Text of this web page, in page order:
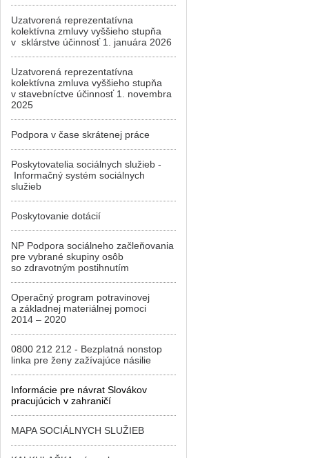
Uzatvorená reprezentatívna
kolektívna zmluvy vyššieho stupňa
v sklárstve účinnosť 1. januára 2026
Uzatvorená reprezentatívna
kolektívna zmluva vyššieho stupňa
v stavebníctve účinnosť 1. novembra
2025
Podpora v čase skrátenej práce
Poskytovatelia sociálnych služieb -
Informačný systém sociálnych
služieb
Poskytovanie dotácií
NP Podpora sociálneho začleňovania
pre vybrané skupiny osôb
so zdravotným postihnutím
Operačný program potravinovej
a základnej materiálnej pomoci
2014 – 2020
0800 212 212 - Bezplatná nonstop
linka pre ženy zažívajúce násilie
Informácie pre návrat Slovákov
pracujúcich v zahraničí
MAPA SOCIÁLNYCH SLUŽIEB